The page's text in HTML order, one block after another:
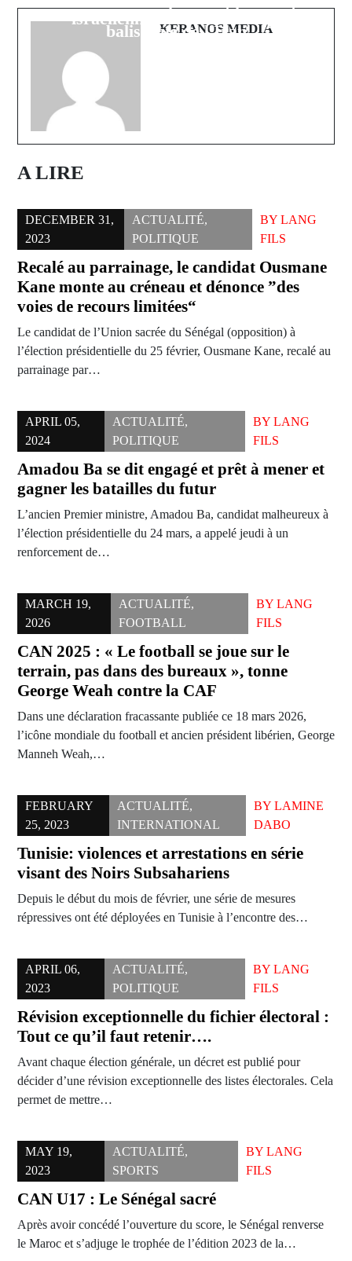
américano-israélienne et la riposte
balistique de l'Iran
israélienne ( Donald Trump)
KERANOS MEDIA
A LIRE
DECEMBER 31,
2023
ACTUALITÉ,
POLITIQUE
BYLANG
FILS
Recalé au parrainage, le candidat Ousmane
Kane monte au créneau et dénonce ”des
voies de recours limitées“
Le candidat de l’Union sacrée du Sénégal (opposition) à
l’élection présidentielle du 25 février, Ousmane Kane, recalé au
parrainage par…
APRIL 05,
2024
ACTUALITÉ,
POLITIQUE
BYLANG
FILS
Amadou Ba se dit engagé et prêt à mener et
gagner les batailles du futur
L’ancien Premier ministre, Amadou Ba, candidat malheureux à
l’élection présidentielle du 24 mars, a appelé jeudi à un
renforcement de…
MARCH 19,
2026
ACTUALITÉ,
FOOTBALL
BY LANG
FILS
CAN 2025 : « Le football se joue sur le
terrain, pas dans des bureaux », tonne
George Weah contre la CAF
Dans une déclaration fracassante publiée ce 18 mars 2026,
l’icône mondiale du football et ancien président libérien, George
Manneh Weah,…
FEBRUARY
25, 2023
ACTUALITÉ,
INTERNATIONAL
BY LAMINE
DABO
Tunisie: violences et arrestations en série
visant des Noirs Subsahariens
Depuis le début du mois de février, une série de mesures
répressives ont été déployées en Tunisie à l’encontre des…
APRIL 06,
2023
ACTUALITÉ,
POLITIQUE
BYLANG
FILS
Révision exceptionnelle du fichier électoral :
Tout ce qu’il faut retenir….
Avant chaque élection générale, un décret est publié pour
décider d’une révision exceptionnelle des listes électorales. Cela
permet de mettre…
MAY 19,
2023
ACTUALITÉ,
SPORTS
BY LANG
FILS
CAN U17 : Le Sénégal sacré
Après avoir concédé l’ouverture du score, le Sénégal renverse
le Maroc et s’adjuge le trophée de l’édition 2023 de la…